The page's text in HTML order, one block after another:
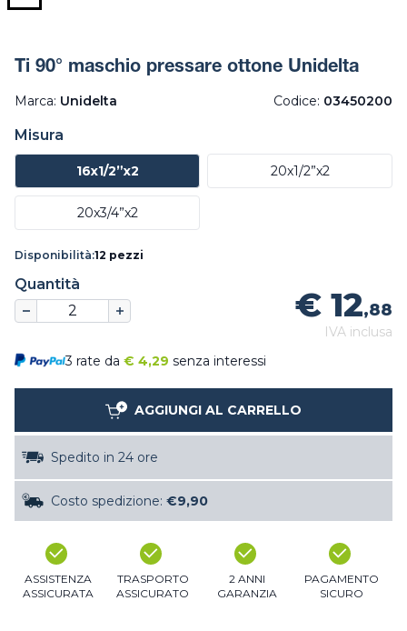
Ti 90° maschio pressare ottone Unidelta
Marca: Unidelta Codice: 03450200
Misura
16x1/2”x2 20x1/2”x2
20x3/4”x2
Disponibilità:12 pezzi
Quantità
€ 12,88
IVA inclusa
3 rate da € 4,29 senza interessi
AGGIUNGI AL CARRELLO
Spedito in 24 ore
Costo spedizione: €9,90
ASSISTENZA
ASSICURATA
TRASPORTO
ASSICURATO
2 ANNI
GARANZIA
PAGAMENTO
SICURO